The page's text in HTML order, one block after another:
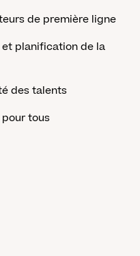
de première ligne
planification de la
des talents
tous